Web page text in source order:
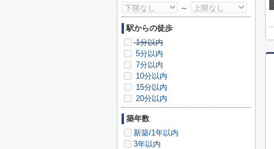
～
駅からの徒歩
1分以内
5分以内
7分以内
10分以内
15分以内
20分以内
築年数
新築/1年以内
3年以内